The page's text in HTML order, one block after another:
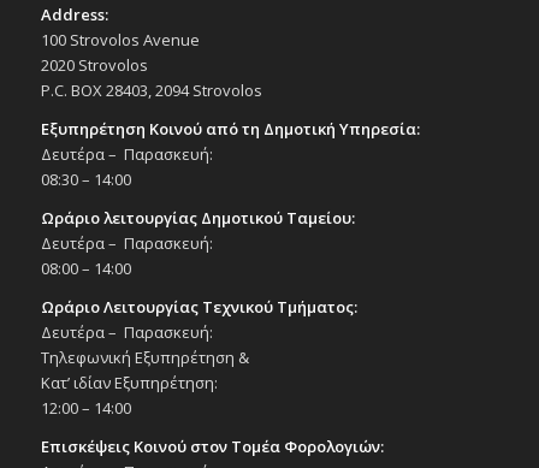
Address:
100 Strovolos Avenue
2020 Strovolos
P.C. BOX 28403, 2094 Strovolos
Εξυπηρέτηση Κοινού από τη Δημοτική Υπηρεσία:
Δευτέρα – Παρασκευή:
08:30 – 14:00
Ωράριο λειτουργίας Δημοτικού Ταμείου:
Δευτέρα – Παρασκευή:
08:00 – 14:00
Ωράριο Λειτουργίας Τεχνικού Τμήματος:
Δευτέρα – Παρασκευή:
Τηλεφωνική Εξυπηρέτηση &
Κατ’ ιδίαν Εξυπηρέτηση:
12:00 – 14:00
Επισκέψεις Κοινού στον Τομέα Φορολογιών: